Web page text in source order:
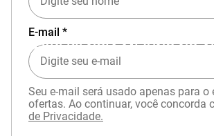
EXPERIÊNCIA MIZUNO NO
E-mail *
Seu e-mail será usado apenas para o
ofertas. Ao continuar, você concorda
de Privacidade.